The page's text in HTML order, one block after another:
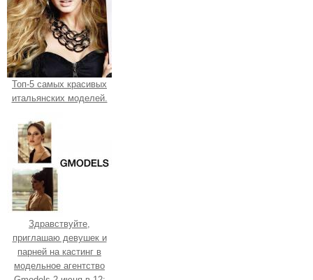
Топ-5 самых красивых
итальянских моделей.
Здравствуйте,
приглашаю девушек и
парней на кастинг в
модельное агентство